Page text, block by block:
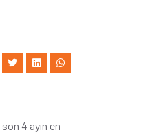
4 ayın en